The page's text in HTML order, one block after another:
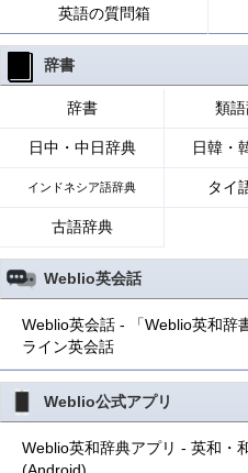
英語の質問箱
辞書
辞書 類
日中・中日辞典 日韓・
インドネシア語辞典 タイ
古語辞典
Weblio英会話
Weblio英会話 - 「Weblio英和辞
ライン英会話
Weblio公式アプリ
Weblio英和辞典アプリ - 英和・